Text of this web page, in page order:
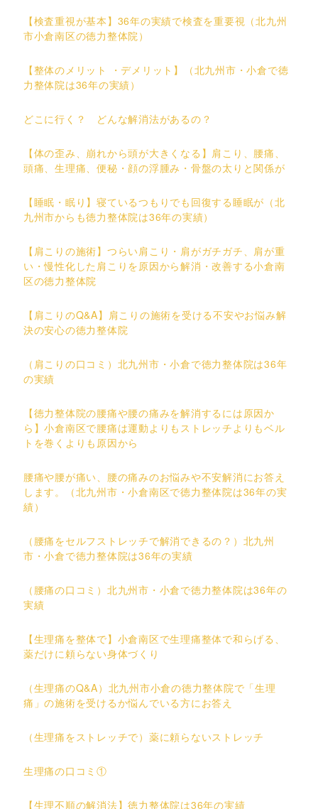
【検査重視が基本】36年の実績で検査を重要視（北九州
市小倉南区の徳力整体院）
【整体のメリット ・デメリット】（北九州市・小倉で徳
力整体院は36年の実績）
どこに行く？ どんな解消法があるの？
【体の歪み、崩れから頭が大きくなる】肩こり、腰痛、
頭痛、生理痛、便秘・顔の浮腫み・骨盤の太りと関係が
【睡眠・眠り】寝ているつもりでも回復する睡眠が（北
九州市からも徳力整体院は36年の実績）
【肩こりの施術】つらい肩こり・肩がガチガチ、肩が重
い・慢性化した肩こりを原因から解消・改善する小倉南
区の徳力整体院
【肩こりのQ&A】肩こりの施術を受ける不安やお悩み解
決の安心の徳力整体院
（肩こりの口コミ）北九州市・小倉で徳力整体院は36年
の実績
【徳力整体院の腰痛や腰の痛みを解消するには原因か
ら】小倉南区で腰痛は運動よりもストレッチよりもベル
トを巻くよりも原因から
腰痛や腰が痛い、腰の痛みのお悩みや不安解消にお答え
します。（北九州市・小倉南区で徳力整体院は36年の実
績）
（腰痛をセルフストレッチで解消できるの？）北九州
市・小倉で徳力整体院は36年の実績
（腰痛の口コミ）北九州市・小倉で徳力整体院は36年の
実績
【生理痛を整体で】小倉南区で生理痛整体で和らげる、
薬だけに頼らない身体づくり
（生理痛のQ&A）北九州市小倉の徳力整体院で「生理
痛」の施術を受けるか悩んでいる方にお答え
（生理痛をストレッチで）薬に頼らないストレッチ
生理痛の口コミ①
【生理不順の解消法】徳力整体院は36年の実績